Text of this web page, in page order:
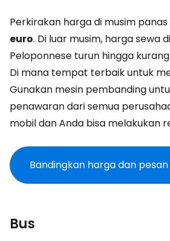
Perkirakan harga di musim
euro. Di luar musim, harga sewa
Peloponnese turun hingga
Di mana tempat terbaik untuk
Gunakan mesin pembanding
penawaran dari semua
mobil dan Anda bisa melakukan
Bandingkan harga dan
Bus